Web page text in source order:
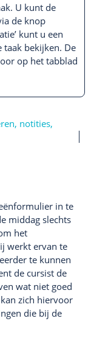
U kunt de
de knop
kunt u een
taak bekijken. De
op het tabblad
, notities,
in te
middag slechts
het
werkt ervan te
te kunnen
de cursist de
wat niet goed
zich hiervoor
die bij de